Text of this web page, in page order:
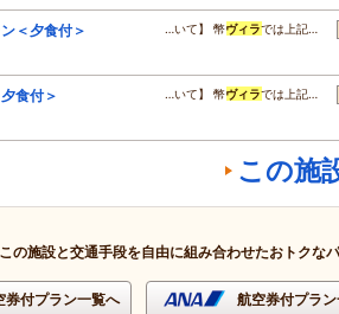
＜夕食付＞ …いて】 幣ヴィラでは上記…
食付＞ …いて】 幣ヴィラでは上記…
この施
この施設と交通手段を自由に組み合わせたおトクな
券付プラン一覧へ 航空券付プラ